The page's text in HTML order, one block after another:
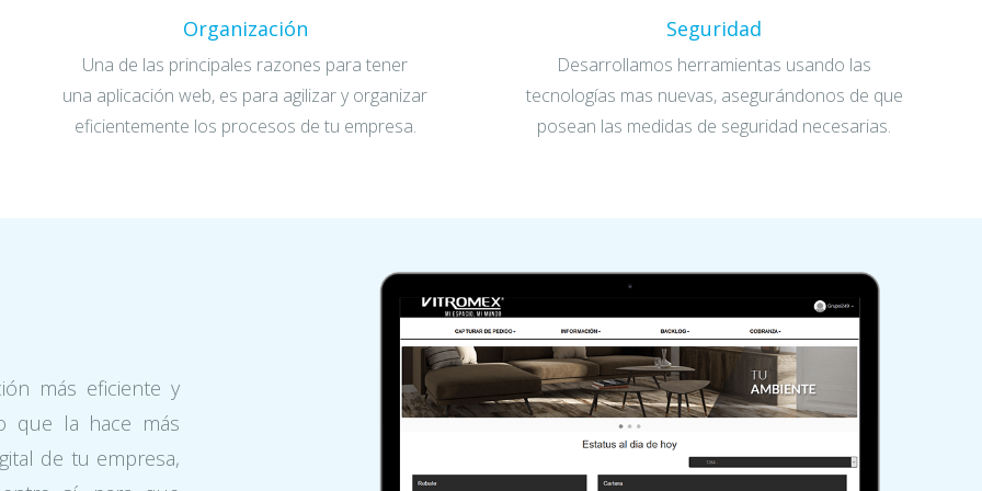
Organización
Una de las principales razones para tener
una aplicación web, es para agilizar y organizar
eficientemente los procesos de tu empresa.
Seguridad
Desarrollamos herramientas usando las
tecnologías mas nuevas, asegurándonos de que
posean las medidas de seguridad necesarias.
más eficiente y
que la hace más
de tu empresa,